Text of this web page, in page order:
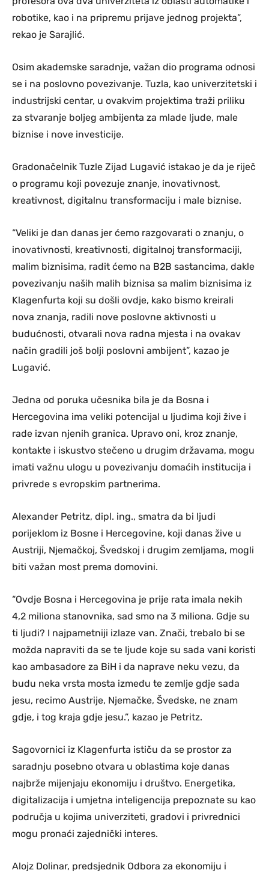
robotike, kao i na pripremu prijave jednog projekta”,
rekao je Sarajlić.
Osim akademske saradnje, važan dio programa odnosi
se i na poslovno povezivanje. Tuzla, kao univerzitetski i
industrijski centar, u ovakvim projektima traži priliku
za stvaranje boljeg ambijenta za mlade ljude, male
biznise i nove investicije.
Gradonačelnik Tuzle Zijad Lugavić istakao je da je riječ
o programu koji povezuje znanje, inovativnost,
kreativnost, digitalnu transformaciju i male biznise.
“Veliki je dan danas jer ćemo razgovarati o znanju, o
inovativnosti, kreativnosti, digitalnoj transformaciji,
malim biznisima, radit ćemo na B2B sastancima, dakle
povezivanju naših malih biznisa sa malim biznisima iz
Klagenfurta koji su došli ovdje, kako bismo kreirali
nova znanja, radili nove poslovne aktivnosti u
budućnosti, otvarali nova radna mjesta i na ovakav
način gradili još bolji poslovni ambijent”, kazao je
Lugavić.
Jedna od poruka učesnika bila je da Bosna i
Hercegovina ima veliki potencijal u ljudima koji žive i
rade izvan njenih granica. Upravo oni, kroz znanje,
kontakte i iskustvo stečeno u drugim državama, mogu
imati važnu ulogu u povezivanju domaćih institucija i
privrede s evropskim partnerima.
Alexander Petritz, dipl. ing., smatra da bi ljudi
porijeklom iz Bosne i Hercegovine, koji danas žive u
Austriji, Njemačkoj, Švedskoj i drugim zemljama, mogli
biti važan most prema domovini.
“Ovdje Bosna i Hercegovina je prije rata imala nekih
4,2 miliona stanovnika, sad smo na 3 miliona. Gdje su
ti ljudi? I najpametniji izlaze van. Znači, trebalo bi se
možda napraviti da se te ljude koje su sada vani koristi
kao ambasadore za BiH i da naprave neku vezu, da
budu neka vrsta mosta između te zemlje gdje sada
jesu, recimo Austrije, Njemačke, Švedske, ne znam
gdje, i tog kraja gdje jesu.”, kazao je Petritz.
Sagovornici iz Klagenfurta ističu da se prostor za
saradnju posebno otvara u oblastima koje danas
najbrže mijenjaju ekonomiju i društvo. Energetika,
digitalizacija i umjetna inteligencija prepoznate su kao
područja u kojima univerziteti, gradovi i privrednici
mogu pronaći zajednički interes.
Alojz Dolinar, predsjednik Odbora za ekonomiju i